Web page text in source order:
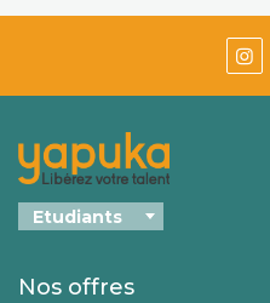
Nos offres